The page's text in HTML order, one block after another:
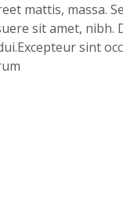
mattis, massa.
sit amet,
sint